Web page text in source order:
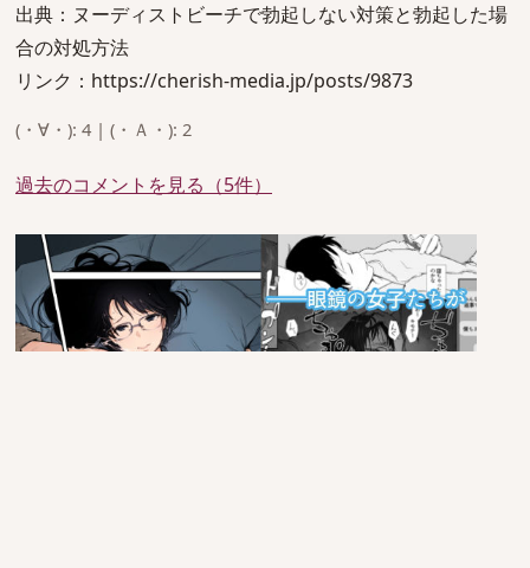
出典：ヌーディストビーチで勃起しない対策と勃起した場
合の対処方法
リンク：https://cherish-media.jp/posts/9873
(・∀・): 4 | (・Ａ・): 2
過去のコメントを見る（5件）